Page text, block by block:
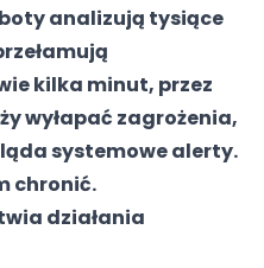
analizują tysiące
kilka minut, przez
wyłapać zagrożenia,
systemowe alerty.
chronić.
działania